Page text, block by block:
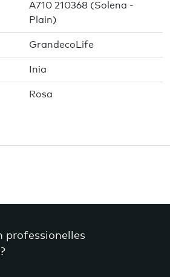
A710 210368 (Solena -
Plain)
GrandecoLife
Inia
Rosa
professionelles